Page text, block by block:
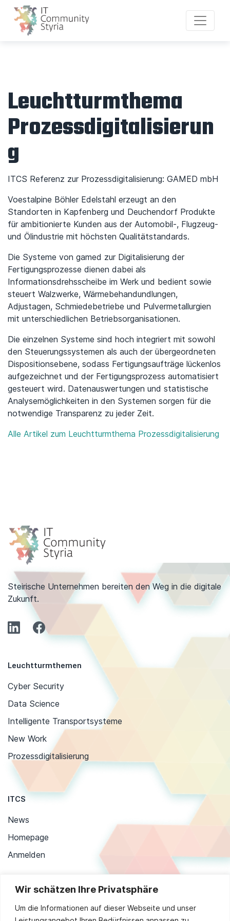
Wir schätzen Ihre Privatsphäre
Um die Informationen auf dieser Webseite und unser
Leuchtturmthema
Prozessdigitalisierun
g
ITCS Referenz zur Prozessdigitalisierung: GAMED mbH
Voestalpine Böhler Edelstahl erzeugt an den
Standorten in Kapfenberg und Deuchendorf Produkte
für ambitionierte Kunden aus der Automobil-, Flugzeug-
und Ölindustrie mit höchsten Qualitätstandards.
Die Systeme von gamed zur Digitalisierung der
Fertigungsprozesse dienen dabei als
Informationsdrehsscheibe im Werk und bedient sowie
steuert Walzwerke, Wärmebehandundlungen,
Adjustagen, Schmiedebetriebe und Pulvermetallurgien
mit unterschiedlichen Betriebsorganisationen.
Die einzelnen Systeme sind hoch integriert mit sowohl
den Steuerungssystemen als auch der übergeordneten
Dispositionsebene, sodass Fertigungsaufträge lückenlos
aufgezeichnet und der Fertigungsprozess automatisiert
gesteuert wird. Datenauswertungen und statistische
Analysemöglichkeiten in den Systemen sorgen für die
notwendige Transparenz zu jeder Zeit.
Alle Artikel zum Leuchtturmthema Prozessdigitalisierung
Steirische Unternehmen bereiten den Weg in die digitale
Zukunft.
Leuchtturmthemen
Cyber Security
Data Science
Intelligente Transportsysteme
New Work
Prozessdigitalisierung
ITCS
News
Homepage
Anmelden